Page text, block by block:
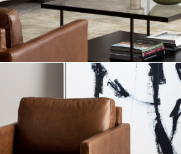
En savoir plus
DE DÉCORATION ET DE
RELAXATION